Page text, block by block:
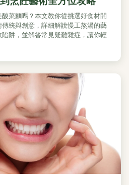
菜麵嗎？本文教你從挑選好食材開
統與創意，詳細解說慢工熬湯的藝
阱，並解答常見疑難雜症，讓你輕